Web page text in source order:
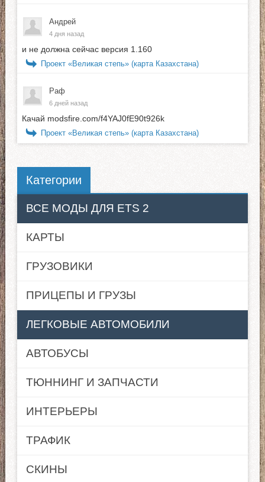
Андрей
4 дня назад
и не должна сейчас версия 1.160
Проект «Великая степь» (карта Казахстана)
Раф
6 дней назад
Качай modsfire.com/f4YAJ0fE90t926k
Проект «Великая степь» (карта Казахстана)
Категории
ВСЕ МОДЫ ДЛЯ ETS 2
КАРТЫ
ГРУЗОВИКИ
ПРИЦЕПЫ И ГРУЗЫ
ЛЕГКОВЫЕ АВТОМОБИЛИ
АВТОБУСЫ
ТЮННИНГ И ЗАПЧАСТИ
ИНТЕРЬЕРЫ
ТРАФИК
СКИНЫ